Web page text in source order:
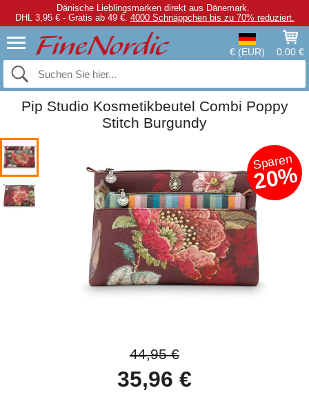
Dänische Lieblingsmarken direkt aus Dänemark.
DHL 3,95 € - Gratis ab 49 €. 4000 Schnäppchen bis zu 70% reduziert.
€ (EUR) 0,00 €
Pip Studio Kosmetikbeutel Combi Poppy
Stitch Burgundy
Sparen
20%
44,95 €
35,96 €